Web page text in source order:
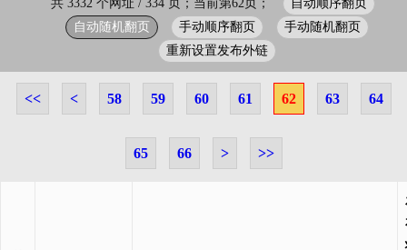
共 3332 个网址 / 334 页；当前第62页；
自动随机翻页
手动顺序翻页
手动随机翻页
重新设置发布外链
<< < 58 59 60 61 62 63 64
65 66 > >>